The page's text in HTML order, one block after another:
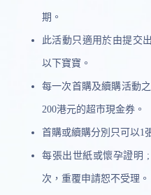
期。
此活動只適用於由提交
以下寶寶。
每一次首購及續購活動
200港元的超市現金券。
首購或續購分別只可以1
每張出世紙或懷孕證明
次，重覆申請恕不受理。